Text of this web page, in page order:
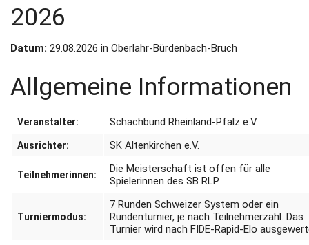
2026
Datum: 29.08.2026 in Oberlahr-Bürdenbach-Bruch
Allgemeine Informationen
Veranstalter: Schachbund Rheinland-Pfalz e.V.
Ausrichter: SK Altenkirchen e.V.
Teilnehmerinnen:
Die Meisterschaft ist offen für alle
Spielerinnen des SB RLP.
Turniermodus:
7 Runden Schweizer System oder ein
Rundenturnier, je nach Teilnehmerzahl. Das
Turnier wird nach FIDE-Rapid-Elo